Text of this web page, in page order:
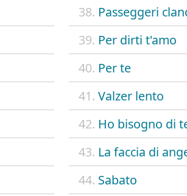
38. Passeggeri
39. Per dirti t'amo
40. Per te
41. Valzer lento
42. Ho bisogno di
43. La faccia di
44. Sabato